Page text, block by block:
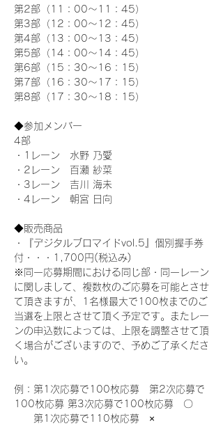
第2部（11：00～11：45）
第3部（12：00～12：45）
第4部（13：00～13：45）
第5部（14：00～14：45）
第6部（15：30～16：15）
第7部（16：30～17：15）
第8部（17：30～18：15）
◆参加メンバー
4部
・1レーン　水野 乃愛
・2レーン　百瀬 紗菜
・3レーン　吉川 海未
・4レーン　朝宮 日向
◆販売商品
・『デジタルブロマイドvol.5』個別握手券
付・・・1,700円(税込み)
※同一応募期間における同じ部・同一レーン
に関しまして、複数枚のご応募を可能とさせ
て頂きますが、1名様最大で100枚までのご
当選を上限とさせて頂く予定です。またレー
ンの申込数によっては、上限を調整させて頂
く場合がございますので、予めご了承くださ
い。
例：第1次応募で100枚応募　第2次応募で
100枚応募 第3次応募で100枚応募　〇
第1次応募で110枚応募　×